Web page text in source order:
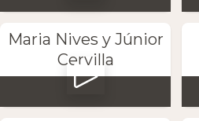
Maria Nives y Júnior
Cervilla